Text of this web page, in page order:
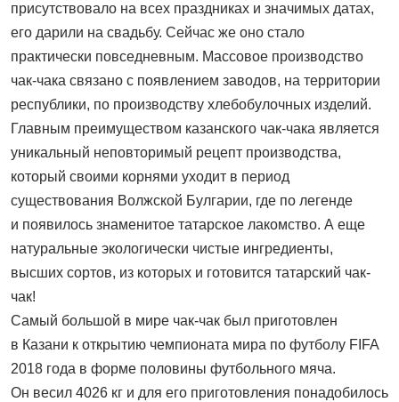
присутствовало на всех праздниках и значимых датах,
его дарили на свадьбу. Сейчас же оно стало
практически повседневным. Массовое производство
чак-чака связано с появлением заводов, на территории
республики, по производству хлебобулочных изделий.
Главным преимуществом казанского чак-чака является
уникальный неповторимый рецепт производства,
который своими корнями уходит в период
существования Волжской Булгарии, где по легенде
и появилось знаменитое татарское лакомство. А еще
натуральные экологически чистые ингредиенты,
высших сортов, из которых и готовится татарский чак-
чак!
Самый большой в мире чак-чак был приготовлен
в Казани к открытию чемпионата мира по футболу FIFA
2018 года в форме половины футбольного мяча.
Он весил 4026 кг и для его приготовления понадобилось